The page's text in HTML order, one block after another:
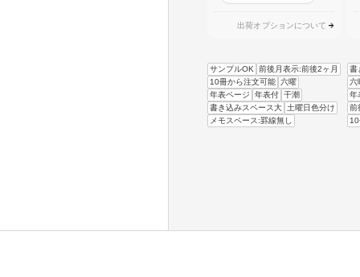
出荷オプションについて
サンプルOK
前後月表示:前後2ヶ月
10冊から注文可能 六曜
年表ページ
年表付 干潮
書き込みスペース大
土曜日色分け
メモスペース:罫線無し
書
六
年
前